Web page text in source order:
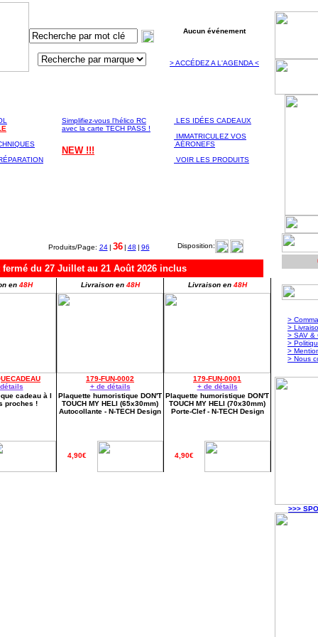
Aucun événement
> ACCÉDEZ A L'AGENDA <
Simplifiez-vous l'hélico RC
avec la carte TECH PASS !
NEW !!!
LES IDÉES CADEAUX
IMMATRICULEZ VOS
AÉRONEFS
VOIR LES PRODUITS
Produits/Page: 24 | 36 | 48 | 96 Disposition:
fermé du 27 Juillet au 21 Août 2026 inclus
en 48H
cadeau à l
proches !
Livraison en 48H
179-FUN-0002
+ de détails
Plaquette humoristique DON'T
TOUCH MY HELI (65x30mm)
Autocollante - N-TECH Design
4,90€
Livraison en 48H
179-FUN-0001
+ de détails
Plaquette humoristique DON'T
TOUCH MY HELI (70x30mm)
Porte-Clef - N-TECH Design
4,90€
>
>
> SAV &
>
>
> Nous
>>>